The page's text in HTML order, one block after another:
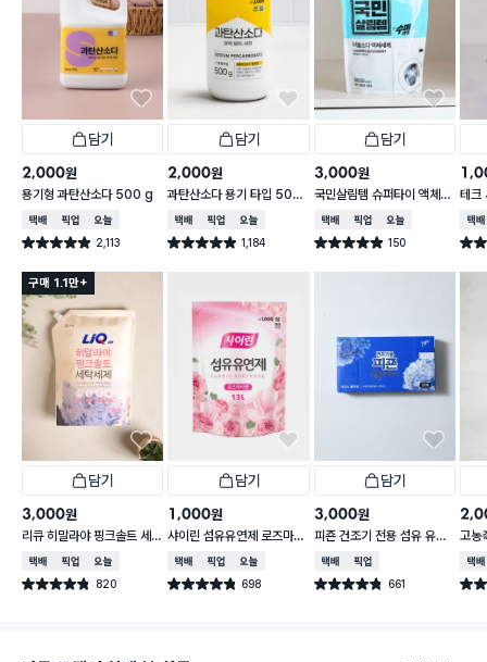
담기
2,000원
용기형 과탄산소다 500 g
택배배송매장픽업오늘배송
별점 4.9점 2,113
건 작성
담기
2,000원
과탄산소다 용기 타입 500
g
택배배송매장픽업오늘배송
별점 4.9점 1,184
건 작성
담기
3,000원
국민살림템 슈퍼타이 액체
세제 1.6 L
택배배송매장픽업오늘배송
별점 4.9점 150
건 작성
테크
00
택배
별점
구매 1.1만+
담기
3,000원
리큐 히말라야 핑크솔트 세
탁 세제 1.6L
택배배송매장픽업오늘배송
별점 4.8점 820
건 작성
담기
1,000원
샤이린 섬유유연제 로즈마리
향 1.3L
택배배송매장픽업오늘배송
별점 4.8점 698
건 작성
담기
3,000원
피죤 건조기 전용 섬유 유연
제 시트 25매입 아이스플라
워 향
택배배송매장픽업
별점 4.8점 661
건 작성
고농
ml
택배
별점